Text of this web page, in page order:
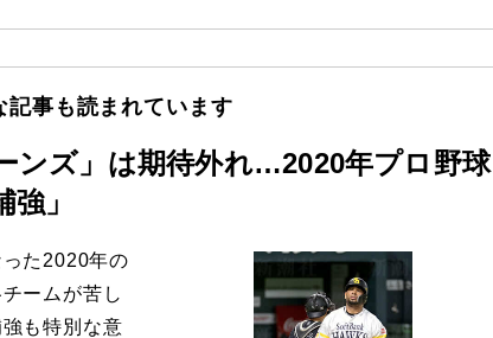
記事も読まれています
ンズ」は期待外れ…2020年プロ野球
」
た2020年の
ームが苦し
も特別な意